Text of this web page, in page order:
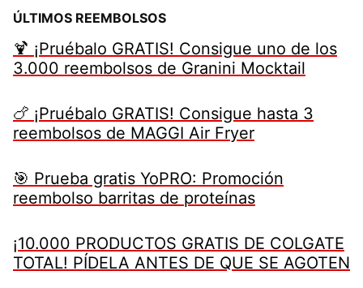
ÚLTIMOS REEMBOLSOS
🍹 ¡Pruébalo GRATIS! Consigue uno de los
3.000 reembolsos de Granini Mocktail
🍗 ¡Pruébalo GRATIS! Consigue hasta 3
reembolsos de MAGGI Air Fryer
🎯 Prueba gratis YoPRO: Promoción
reembolso barritas de proteínas
¡10.000 PRODUCTOS GRATIS DE COLGATE
TOTAL! PÍDELA ANTES DE QUE SE AGOTEN